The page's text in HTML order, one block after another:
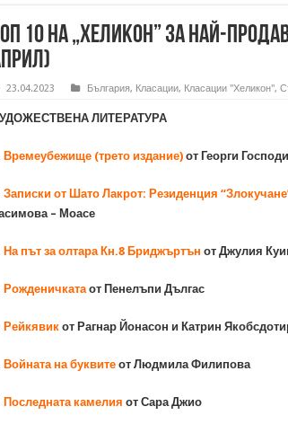
10 на „Хеликон” за най-
23.04.2023 България, Класации, Класации "Хеликон",
ЛИТЕРАТУРА
Времеубежище (трето издание)от Георги
Записки от Шато Лакрот: Резиденция
– Моасе
На път за олтара Кн.8 Бриджъртън от Джулия
Рожденичкатаот Пенелъпи Дългас
Рейкявикот Рагнар Йонасон и Катрин
Войната на буквитеот Людмила Филипова
Последната камелия от Сара Джио